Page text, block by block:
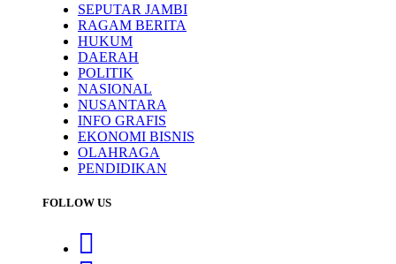
SEPUTAR JAMBI
RAGAM BERITA
HUKUM
DAERAH
POLITIK
NASIONAL
NUSANTARA
INFO GRAFIS
EKONOMI BISNIS
OLAHRAGA
PENDIDIKAN
FOLLOW US